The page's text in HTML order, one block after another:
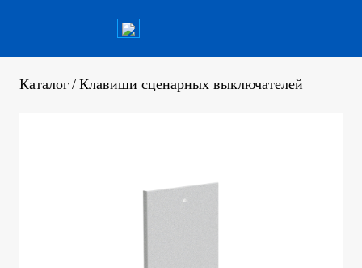
Каталог / Клавиши сценарных выключателей